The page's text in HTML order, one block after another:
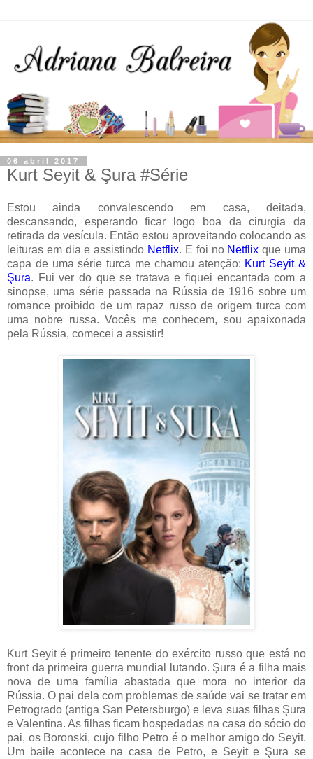
06 abril 2017
Kurt Seyit & Şura #Série
Estou ainda convalescendo em casa, deitada,
descansando, esperando ficar logo boa da cirurgia da
retirada da vesícula. Então estou aproveitando colocando as
leituras em dia e assistindo Netflix. E foi no Netflix que uma
capa de uma série turca me chamou atenção: Kurt Seyit &
Şura. Fui ver do que se tratava e fiquei encantada com a
sinopse, uma série passada na Rússia de 1916 sobre um
romance proibido de um rapaz russo de origem turca com
uma nobre russa. Vocês me conhecem, sou apaixonada
pela Rússia, comecei a assistir!
Kurt Seyit é primeiro tenente do exército russo que está no
front da primeira guerra mundial lutando. Şura é a filha mais
nova de uma família abastada que mora no interior da
Rússia. O pai dela com problemas de saúde vai se tratar em
Petrogrado (antiga San Petersburgo) e leva suas filhas Şura
e Valentina. As filhas ficam hospedadas na casa do sócio do
pai, os Boronski, cujo filho Petro é o melhor amigo do Seyit.
Um baile acontece na casa de Petro, e Seyit e Şura se